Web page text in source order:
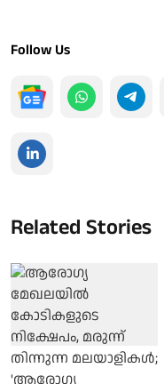
Follow Us
Related Stories